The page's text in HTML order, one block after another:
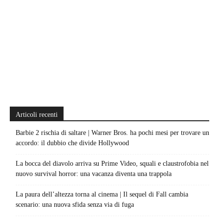
Articoli recenti
Barbie 2 rischia di saltare | Warner Bros. ha pochi mesi per trovare un
accordo: il dubbio che divide Hollywood
La bocca del diavolo arriva su Prime Video, squali e claustrofobia nel
nuovo survival horror: una vacanza diventa una trappola
La paura dell’altezza torna al cinema | Il sequel di Fall cambia
scenario: una nuova sfida senza via di fuga